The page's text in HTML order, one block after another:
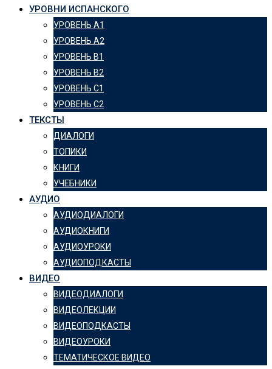
УРОВНИ ИСПАНСКОГО
УРОВЕНЬ А1
УРОВЕНЬ А2
УРОВЕНЬ B1
УРОВЕНЬ B2
УРОВЕНЬ C1
УРОВЕНЬ C2
ТЕКСТЫ
ДИАЛОГИ
ТОПИКИ
КНИГИ
УЧЕБНИКИ
АУДИО
АУДИОДИАЛОГИ
АУДИОКНИГИ
АУДИОУРОКИ
АУДИОПОДКАСТЫ
ВИДЕО
ВИДЕОДИАЛОГИ
ВИДЕОЛЕКЦИИ
ВИДЕОПОДКАСТЫ
ВИДЕОУРОКИ
ТЕМАТИЧЕСКОЕ ВИДЕО